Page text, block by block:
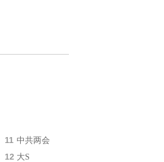
11 中共两会
12 大S